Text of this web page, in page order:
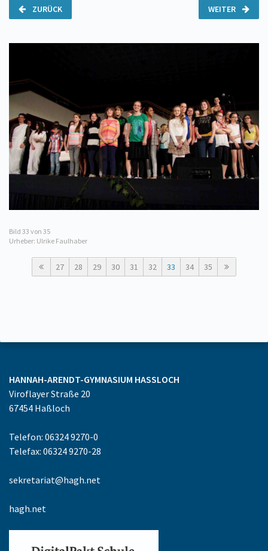
WEITER
ZURÜCK
Bild 33 von 35
Urheber: Ulrike Faulhaber
27 28 29 30 31 32 33 34 35
HANNAH-ARENDT-GYMNASIUM HASSLOCH
Viroflayer Straße 20
67454 Haßloch
Telefon: 06324 9270-0
Telefax: 06324 9270-28
sekretariat@hagh.net
hagh.net